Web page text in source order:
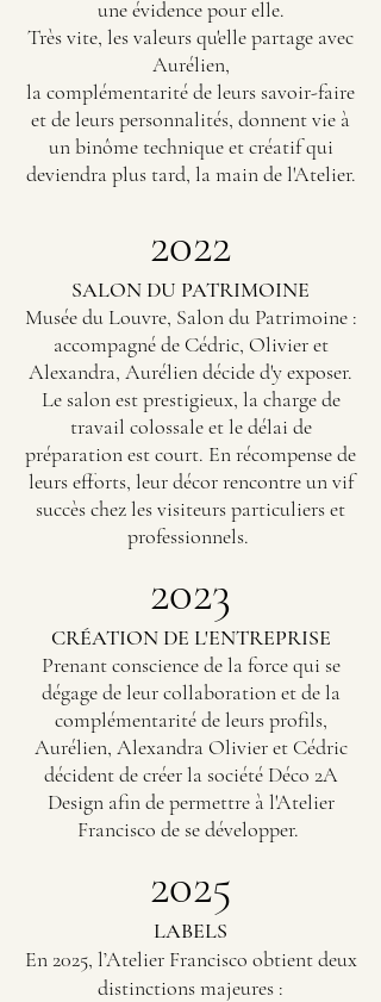
une évidence pour elle.
Très vite, les valeurs qu'elle partage avec
Aurélien,
la complémentarité de leurs savoir-faire
et de leurs personnalités, donnent vie à
un binôme technique et créatif qui
deviendra plus tard, la main de l'Atelier.
2022
SALON DU PATRIMOINE
Musée du Louvre, Salon du Patrimoine :
accompagné de Cédric, Olivier et
Alexandra, Aurélien décide d'y exposer.
Le salon est prestigieux, la charge de
travail colossale et le délai de
préparation est court. En récompense de
leurs efforts, leur décor rencontre un vif
succès chez les visiteurs particuliers et
professionnels.
​​​2023
CRÉATION DE L'ENTREPRISE
Prenant conscience de la force qui se
dégage de leur collaboration et de la
complémentarité de leurs profils,
Aurélien, Alexandra Olivier et Cédric
décident de créer la société Déco 2A
Design afin de permettre à l'Atelier
Francisco de se développer.
​​​2025
LABELS
En 2025, l’Atelier Francisco obtient deux
distinctions majeures :